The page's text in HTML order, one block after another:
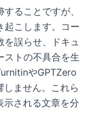
ることですが、
起こします。コー
を誤らせ、ドキュ
ストの不具合を生
やGPTZero
ません。これら
される文章を分